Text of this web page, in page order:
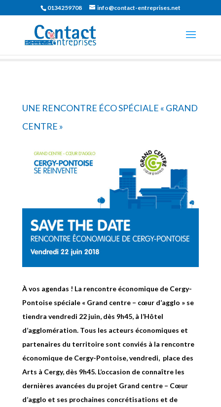
0134259708 info@contact-entreprises.net
UNE RENCONTRE ÉCO SPÉCIALE « GRAND
CENTRE »
À vos agendas ! La rencontre économique de Cergy-
Pontoise spéciale « Grand centre – cœur d’agglo » se
tiendra vendredi 22 juin, dès 9h45, à l’Hôtel
d’agglomération. Tous les acteurs économiques et
partenaires du territoire sont conviés à la rencontre
économique de Cergy-Pontoise, vendredi, place des
Arts à Cergy, dès 9h45. L’occasion de connaître les
dernières avancées du projet Grand centre – Cœur
d’agglo et ses prochaines concrétisations et de